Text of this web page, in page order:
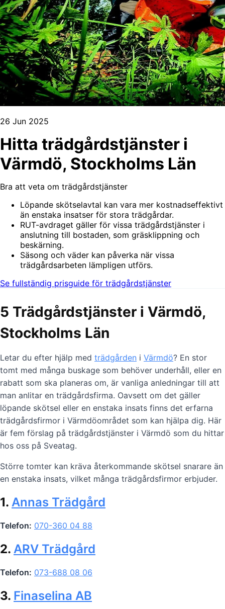
26 Jun 2025
Hitta trädgårdstjänster i
Värmdö, Stockholms Län
Bra att veta om trädgårdstjänster
Löpande skötselavtal kan vara mer kostnadseffektivt
än enstaka insatser för stora trädgårdar.
RUT-avdraget gäller för vissa trädgårdstjänster i
anslutning till bostaden, som gräsklippning och
beskärning.
Säsong och väder kan påverka när vissa
trädgårdsarbeten lämpligen utförs.
Se fullständig prisguide för trädgårdstjänster
5 Trädgårdstjänster i Värmdö,
Stockholms Län
Letar du efter hjälp med trädgården i Värmdö? En stor
tomt med många buskage som behöver underhåll, eller en
rabatt som ska planeras om, är vanliga anledningar till att
man anlitar en trädgårdsfirma. Oavsett om det gäller
löpande skötsel eller en enstaka insats finns det erfarna
trädgårdsfirmor i Värmdöområdet som kan hjälpa dig. Här
är fem förslag på trädgårdstjänster i Värmdö som du hittar
hos oss på Sveatag.
Större tomter kan kräva återkommande skötsel snarare än
en enstaka insats, vilket många trädgårdsfirmor erbjuder.
1. Annas Trädgård
Telefon: 070-360 04 88
2. ARV Trädgård
Telefon: 073-688 08 06
3. Finaselina AB